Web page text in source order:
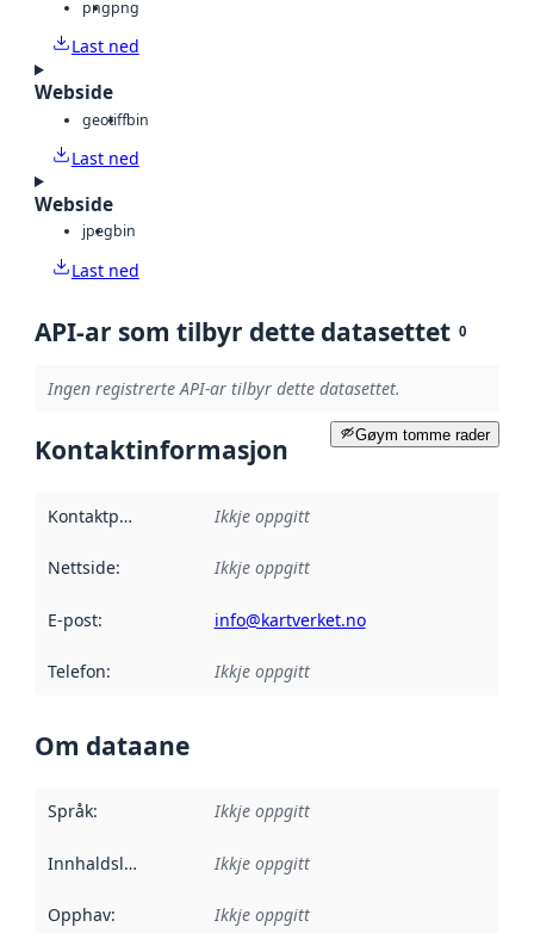
pngpng
Last ned
Webside
geotiffbin
Last ned
Webside
jpegbin
Last ned
API-ar som tilbyr dette datasettet 0
Ingen registrerte API-ar tilbyr dette datasettet.
Gøym tomme rader
Kontaktinformasjon
Kontaktpunkt Ikkje oppgitt
Nettside: Ikkje oppgitt
E-post: info@kartverket.no
Telefon: Ikkje oppgitt
Om dataane
Språk: Ikkje oppgitt
Innhaldsleverandørar :
Ikkje oppgitt
Opphav: Ikkje oppgitt